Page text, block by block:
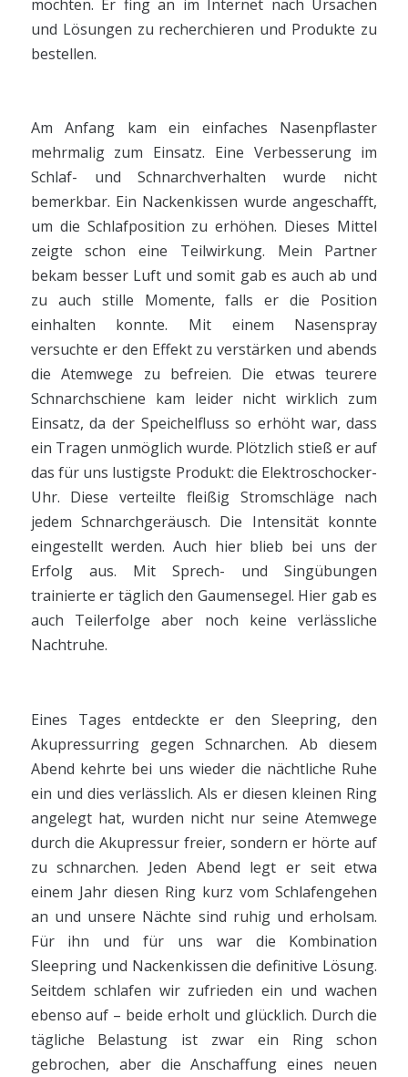
möchten. Er fing an im Internet nach Ursachen
und Lösungen zu recherchieren und Produkte zu
bestellen.
Am Anfang kam ein einfaches Nasenpflaster
mehrmalig zum Einsatz. Eine Verbesserung im
Schlaf- und Schnarchverhalten wurde nicht
bemerkbar. Ein Nackenkissen wurde angeschafft,
um die Schlafposition zu erhöhen. Dieses Mittel
zeigte schon eine Teilwirkung. Mein Partner
bekam besser Luft und somit gab es auch ab und
zu auch stille Momente, falls er die Position
einhalten konnte. Mit einem Nasenspray
versuchte er den Effekt zu verstärken und abends
die Atemwege zu befreien. Die etwas teurere
Schnarchschiene kam leider nicht wirklich zum
Einsatz, da der Speichelfluss so erhöht war, dass
ein Tragen unmöglich wurde. Plötzlich stieß er auf
das für uns lustigste Produkt: die Elektroschocker-
Uhr. Diese verteilte fleißig Stromschläge nach
jedem Schnarchgeräusch. Die Intensität konnte
eingestellt werden. Auch hier blieb bei uns der
Erfolg aus. Mit Sprech- und Singübungen
trainierte er täglich den Gaumensegel. Hier gab es
auch Teilerfolge aber noch keine verlässliche
Nachtruhe.
Eines Tages entdeckte er den Sleepring, den
Akupressurring gegen Schnarchen. Ab diesem
Abend kehrte bei uns wieder die nächtliche Ruhe
ein und dies verlässlich. Als er diesen kleinen Ring
angelegt hat, wurden nicht nur seine Atemwege
durch die Akupressur freier, sondern er hörte auf
zu schnarchen. Jeden Abend legt er seit etwa
einem Jahr diesen Ring kurz vom Schlafengehen
an und unsere Nächte sind ruhig und erholsam.
Für ihn und für uns war die Kombination
Sleepring und Nackenkissen die definitive Lösung.
Seitdem schlafen wir zufrieden ein und wachen
ebenso auf – beide erholt und glücklich. Durch die
tägliche Belastung ist zwar ein Ring schon
gebrochen, aber die Anschaffung eines neuen